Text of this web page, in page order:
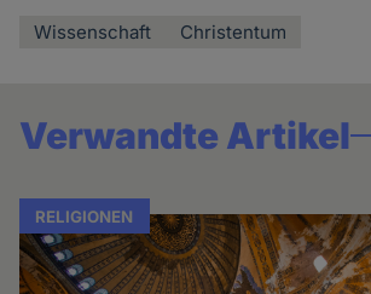
Wissenschaft Christentum
Verwandte Artikel
RELIGIONEN